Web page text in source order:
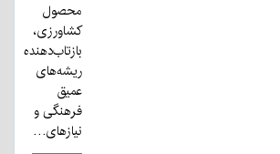
محصول
کشاورزی،
بازتاب‌دهنده
ریشه‌های
عمیق
فرهنگی و
نیازهای…